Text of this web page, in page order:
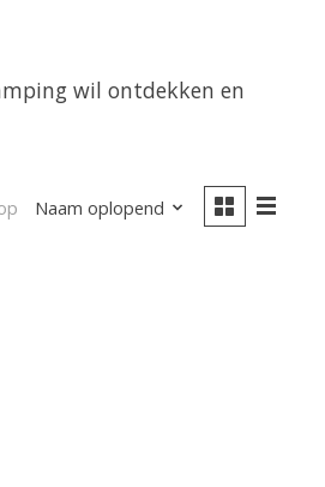
wil ontdekken en
Naam oplopend